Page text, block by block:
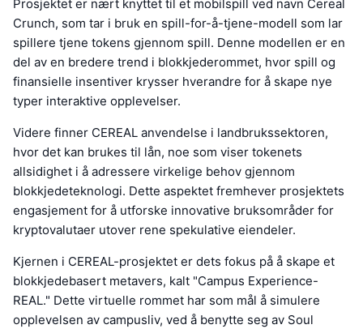
Prosjektet er nært knyttet til et mobilspill ved navn Cereal
Crunch, som tar i bruk en spill-for-å-tjene-modell som lar
spillere tjene tokens gjennom spill. Denne modellen er en
del av en bredere trend i blokkjederommet, hvor spill og
finansielle insentiver krysser hverandre for å skape nye
typer interaktive opplevelser.
Videre finner CEREAL anvendelse i landbrukssektoren,
hvor det kan brukes til lån, noe som viser tokenets
allsidighet i å adressere virkelige behov gjennom
blokkjedeteknologi. Dette aspektet fremhever prosjektets
engasjement for å utforske innovative bruksområder for
kryptovalutaer utover rene spekulative eiendeler.
Kjernen i CEREAL-prosjektet er dets fokus på å skape et
blokkjedebasert metavers, kalt "Campus Experience-
REAL." Dette virtuelle rommet har som mål å simulere
opplevelsen av campusliv, ved å benytte seg av Soul